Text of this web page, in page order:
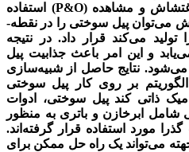
و مشاهده (P&O) استفاده
می­‌توان پیل سوختی را در نقطه‌­
می­‌کند قرار داد. در نتیجه
و این امر باعث جذابیت پیل
نتایج حاصل از شبیه‌سازی
بر روی کار پیل سوختی
ذاتی کند پیل سوختی، ادوات
ابرخازن و باتری به منظور
مورد استفاده قرار گرفته­‌اند.
می‌­تواند یک راه حل ممکن برای